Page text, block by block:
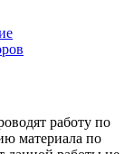
работу по
материала по